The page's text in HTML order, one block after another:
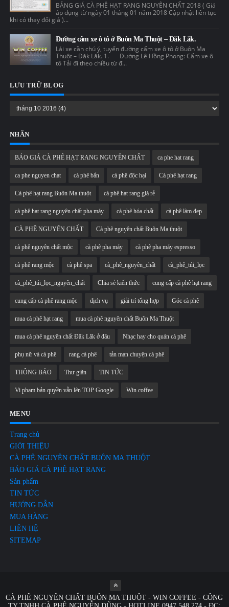
BẢNG GIÁ CÀ PHÊ HẠT RANG NGUYÊN CHẤT 2018 ( Giá
áp dụng từ ngày 01 tháng 01 năm 2018 Cập nhật liên tục
khi có thay đổi giá )...
Đường cấm xe ô tô ở Buôn Ma Thuột – Đăk Lăk.
Lái xe cần chú ý, tuyến đường cấm xe ô tô ở Buôn Ma
Thuột – Đăk Lăk. 1. Đường Lê Hồng Phong: Cấm xe ô
tô Tải đi theo chiều từ đ...
LƯU TRỮ BLOG
NHÃN
BÁO GIÁ CÀ PHÊ HẠT RANG NGUYÊN CHẤT ca phe hat rang
ca phe nguyen chat cà phê bẩn cà phê độc hại Cà phê hạt rang
Cà phê hạt rang Buôn Ma thuột cà phê hạt rang giá rẻ
cà phê hạt rang nguyên chất pha máy cà phê hóa chất cà phê làm đẹp
CÀ PHÊ NGUYÊN CHẤT Cà phê nguyên chất Buôn Ma thuột
cà phê nguyên chất mộc cà phê pha máy cà phê pha máy espresso
cà phê rang mộc cà phê spa cà_phê_nguyên_chất cà_phê_túi_lọc
cà_phê_túi_lọc_nguyên_chất Chia sẻ kiến thức cung cấp cà phê hạt rang
cung cấp cà phê rang mộc dịch vụ giải trí tổng hợp Góc cà phê
mua cà phê hạt rang mua cà phê nguyên chất Buôn Ma Thuột
mua cà phê nguyên chất Đăk Lăk ở đâu Nhạc hay cho quán cà phê
phụ nữ và cà phê rang cà phê tản mạn chuyện cà phê
THÔNG BÁO Thư giãn TIN TỨC
Vi phạm bản quyền vẫn lên TOP Google Win coffee
MENU
Trang chủ
GIỚI THIỆU
CÀ PHÊ NGUYÊN CHẤT BUÔN MA THUỘT
BÁO GIÁ CÀ PHÊ HẠT RANG
Sản phẩm
TIN TỨC
HƯỚNG DẪN
MUA HÀNG
LIÊN HỆ
SITEMAP
CÀ PHÊ NGUYÊN CHẤT BUÔN MA THUỘT - WIN COFFEE - CÔNG